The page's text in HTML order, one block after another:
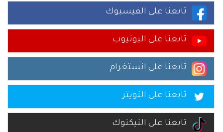
تابعنا على الفيسبوك
تابعنا على اليوتيوب
تابعنا على انستغرام
تابعنا على التويتر
تابعنا على التيكتوك